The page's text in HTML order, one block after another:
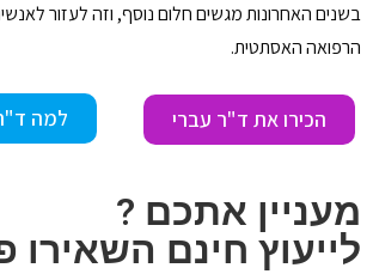
בשנים האחרונות מגשים חלום נוסף, וזה לעזור
הרפואה האסתטית.
הכירו את ד"ר עברי למה
מעניין אתכם ?
לייעוץ חינם השאירו